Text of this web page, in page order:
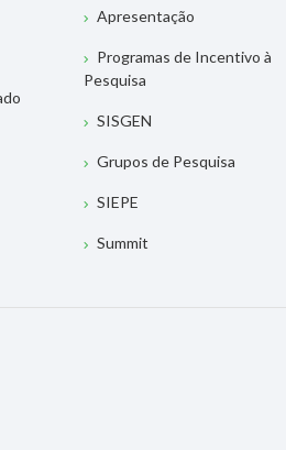
Apresentação
Programas de Incentivo à
Pesquisa
SISGEN
Grupos de Pesquisa
SIEPE
Summit